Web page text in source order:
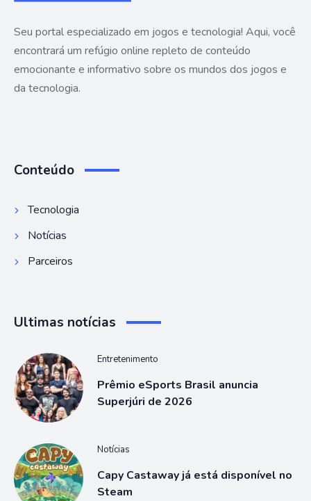
Seu portal especializado em jogos e tecnologia! Aqui, você
encontrará um refúgio online repleto de conteúdo
emocionante e informativo sobre os mundos dos jogos e
da tecnologia.
Conteúdo
Tecnologia
Notícias
Parceiros
Ultimas notícias
Entretenimento
Prêmio eSports Brasil anuncia
Superjúri de 2026
Notícias
Capy Castaway já está disponível no
Steam